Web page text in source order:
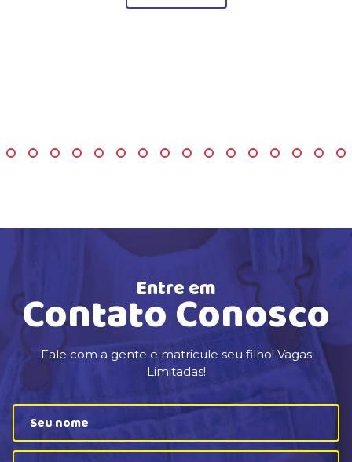
Entre em
Contato Conosco
Fale com a gente e matricule seu filho! Vagas
Limitadas!